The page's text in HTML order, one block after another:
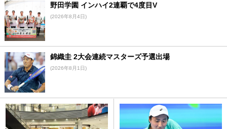
野田学園 インハイ2連覇で4度目V
(2026年8月4日)
錦織圭 2大会連続マスターズ予選出場
(2026年8月1日)